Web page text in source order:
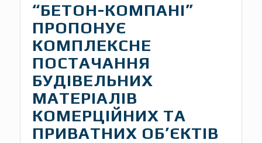
“БЕТОН-КОМПАНІ”
ПРОПОНУЄ
КОМПЛЕКСНЕ
ПОСТАЧАННЯ
БУДІВЕЛЬНИХ
МАТЕРІАЛІВ
КОМЕРЦІЙНИХ ТА
ПРИВАТНИХ ОБ’ЄКТІВ